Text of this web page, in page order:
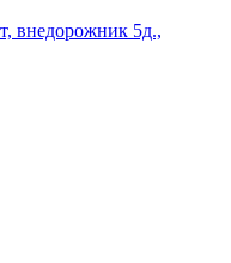
внедорожник 5д.,